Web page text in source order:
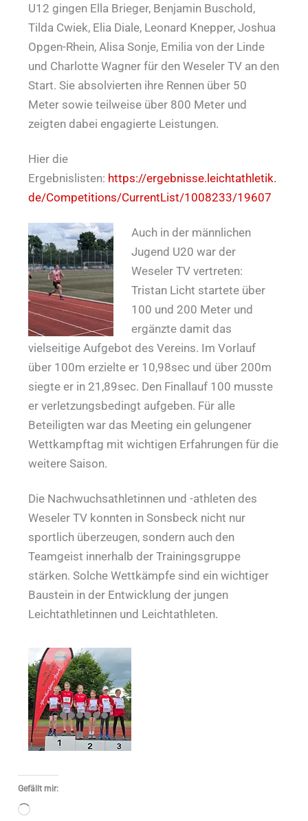
U12 gingen Ella Brieger, Benjamin Buschold,
Tilda Cwiek, Elia Diale, Leonard Knepper, Joshua
Opgen-Rhein, Alisa Sonje, Emilia von der Linde
und Charlotte Wagner für den Weseler TV an den
Start. Sie absolvierten ihre Rennen über 50
Meter sowie teilweise über 800 Meter und
zeigten dabei engagierte Leistungen.
Hier die
Ergebnislisten: https://ergebnisse.leichtathletik.
de/Competitions/CurrentList/1008233/19607
Auch in der männlichen
Jugend U20 war der
Weseler TV vertreten:
Tristan Licht startete über
100 und 200 Meter und
ergänzte damit das
vielseitige Aufgebot des Vereins. Im Vorlauf
über 100m erzielte er 10,98sec und über 200m
siegte er in 21,89sec. Den Finallauf 100 musste
er verletzungsbedingt aufgeben. Für alle
Beteiligten war das Meeting ein gelungener
Wettkampftag mit wichtigen Erfahrungen für die
weitere Saison.
Die Nachwuchsathletinnen und -athleten des
Weseler TV konnten in Sonsbeck nicht nur
sportlich überzeugen, sondern auch den
Teamgeist innerhalb der Trainingsgruppe
stärken. Solche Wettkämpfe sind ein wichtiger
Baustein in der Entwicklung der jungen
Leichtathletinnen und Leichtathleten.
Gefällt mir:
Wird